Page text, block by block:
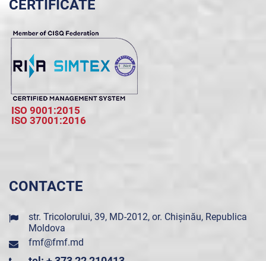
CERTIFICATE
ISO 9001:2015
ISO 37001:2016
CONTACTE
str. Tricolorului, 39, MD-2012, or. Chișinău, Republica
Moldova
fmf@fmf.md